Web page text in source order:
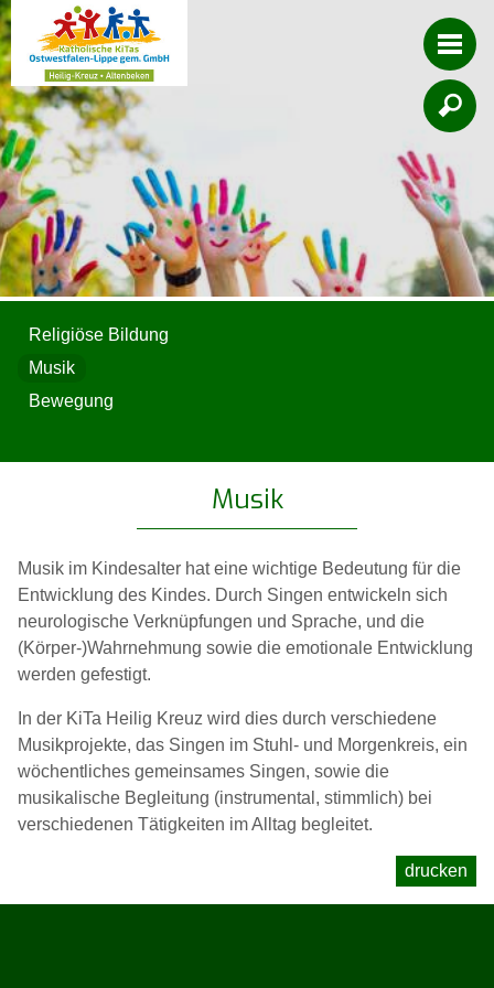

Religiöse Bildung
Musik
Bewegung
Musik
Musik im Kindesalter hat eine wichtige Bedeutung für die
Entwicklung des Kindes. Durch Singen entwickeln sich
neurologische Verknüpfungen und Sprache, und die
(Körper-)Wahrnehmung sowie die emotionale Entwicklung
werden gefestigt.
In der KiTa Heilig Kreuz wird dies durch verschiedene
Musikprojekte, das Singen im Stuhl- und Morgenkreis, ein
wöchentliches gemeinsames Singen, sowie die
musikalische Begleitung (instrumental, stimmlich) bei
verschiedenen Tätigkeiten im Alltag begleitet.
drucken